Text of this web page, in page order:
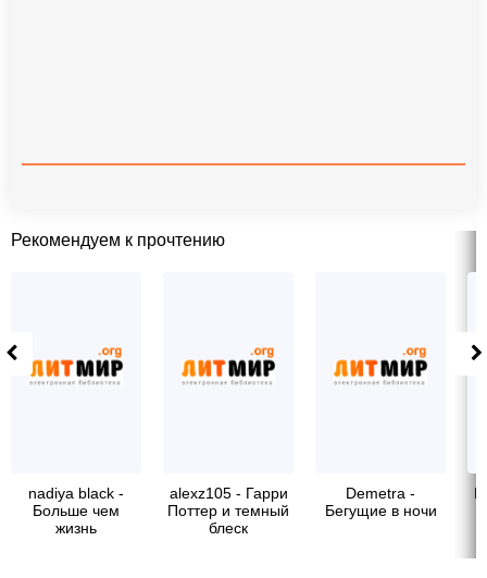
Рекомендуем к прочтению
nadiya black -
Больше чем
жизнь
alexz105 - Гарри
Поттер и темный
блеск
Demetra -
Бегущие в ночи